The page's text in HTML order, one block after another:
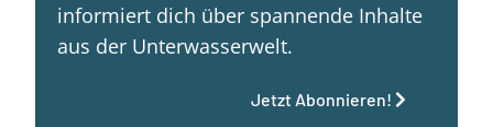
informiert dich über spannende Inhalte
aus der Unterwasserwelt.
Jetzt Abonnieren!